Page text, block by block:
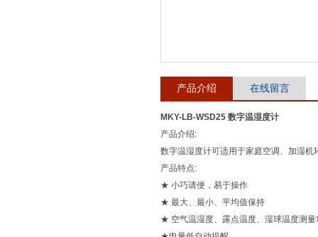
产品介绍 在线留言
MKY-LB-WSD25 数字温湿度计
产品介绍:
数字温湿度计可适用于家庭空调、加湿
产品特点:
★ 小巧请便，易于操作
★ 最大、最小、平均值保持
★ 空气温湿度、露点温度、湿球温度测量